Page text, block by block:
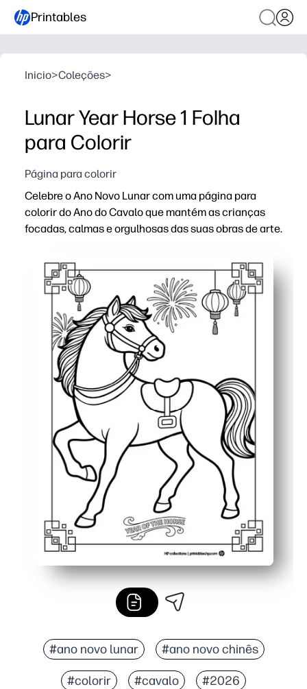
Printables
Inicio>Coleções>
Lunar Year Horse 1 Folha
para Colorir
Página para colorir
Celebre o Ano Novo Lunar com uma página para
colorir do Ano do Cavalo que mantém as crianças
focadas, calmas e orgulhosas das suas obras de arte.
Print and Go - basta fazer o download, clicar em
Constrói habilidades - fortalece o controle motor fino,
Desperta a curiosidade cultural - explore os animais
Flexível para qualquer ambiente - perfeito para
#ano novo lunar #ano novo chinês
#colorir #cavalo #2026